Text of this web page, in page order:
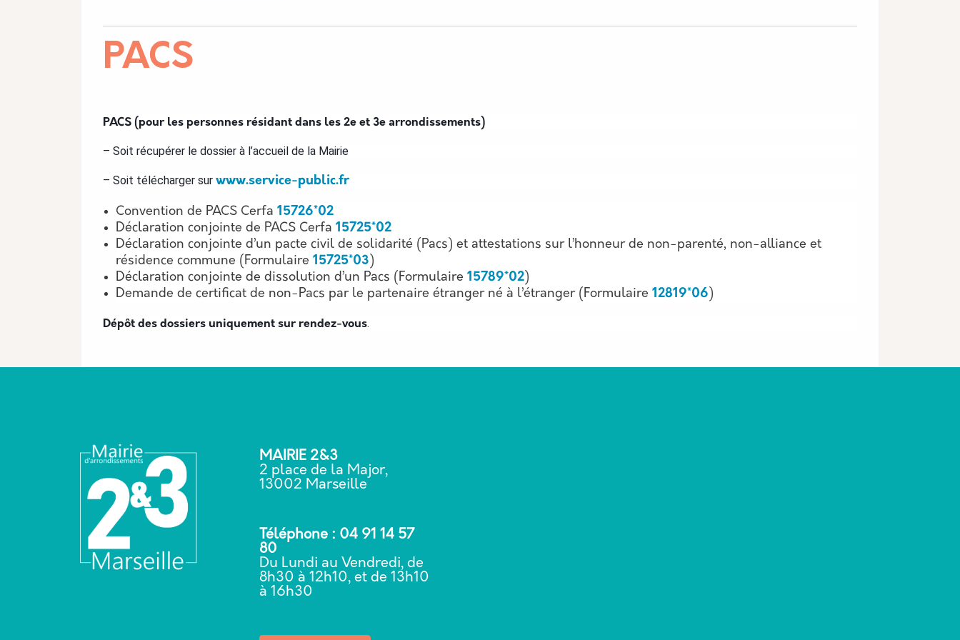
PACS
Description
PACS (pour les personnes résidant dans les 2e et 3e arrondissements)
– Soit récupérer le dossier à l’accueil de la Mairie
– Soit télécharger sur www.service-public.fr
Convention de PACS Cerfa 15726*02
Déclaration conjointe de PACS Cerfa 15725*02
Déclaration conjointe d’un pacte civil de solidarité (Pacs) et attestations sur l’honneur de non-parenté, non-alliance et
résidence commune (Formulaire 15725*03 )
Déclaration conjointe de dissolution d’un Pacs (Formulaire 15789*02)
Demande de certificat de non-Pacs par le partenaire étranger né à l’étranger (Formulaire 12819*06 )
Dépôt des dossiers uniquement sur rendez-vous.
MAIRIE 2&3
2 place de la Major,
13002 Marseille
Téléphone : 04 91 14 57
80
Du Lundi au Vendredi, de
8h30 à 12h10, et de 13h10
à 16h30